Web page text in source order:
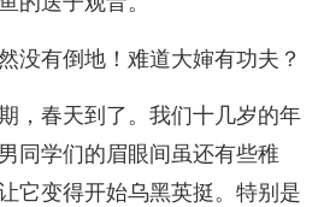
没有倒地！难道大婶有功夫？
，春天到了。我们十几岁的年
同学们的眉眼间虽还有些稚
它变得开始乌黑英挺。特别是